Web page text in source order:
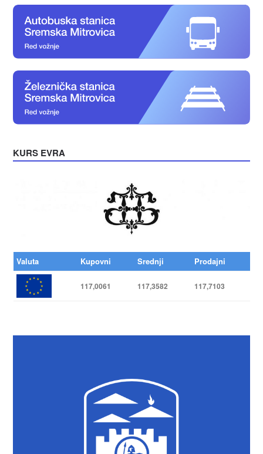
KURS EVRA
Valuta Kupovni Srednji Prodajni
117,0061 117,3582 117,7103